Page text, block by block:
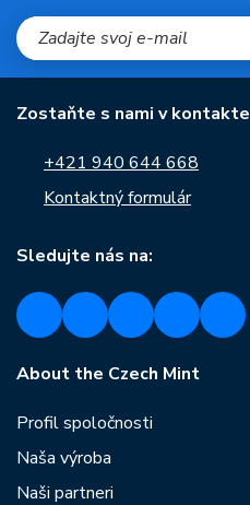
Zostaňte s nami v kontakte
+421 940 644 668
Kontaktný formulár
Sledujte nás na:
About the Czech Mint
Profil spoločnosti
Naša výroba
Naši partneri